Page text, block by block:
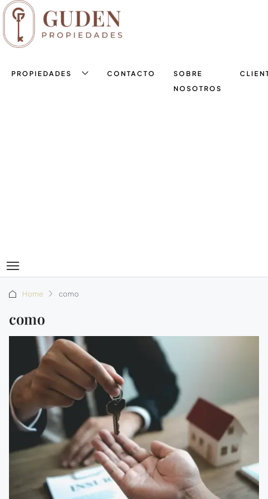
PROPIEDADES CONTACTO
SOBRE
NOSOTROS
Home como
como